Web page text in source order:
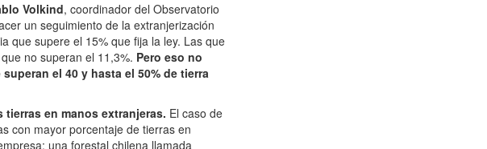
Volkind, coordinador del Observatorio
un seguimiento de la extranjerización
que supere el 15% que fija la ley. Las que
no superan el 11,3%. Pero eso no
el 40 y hasta el 50% de tierra
en manos extranjeras. El caso de
con mayor porcentaje de tierras en
una forestal chilena llamada